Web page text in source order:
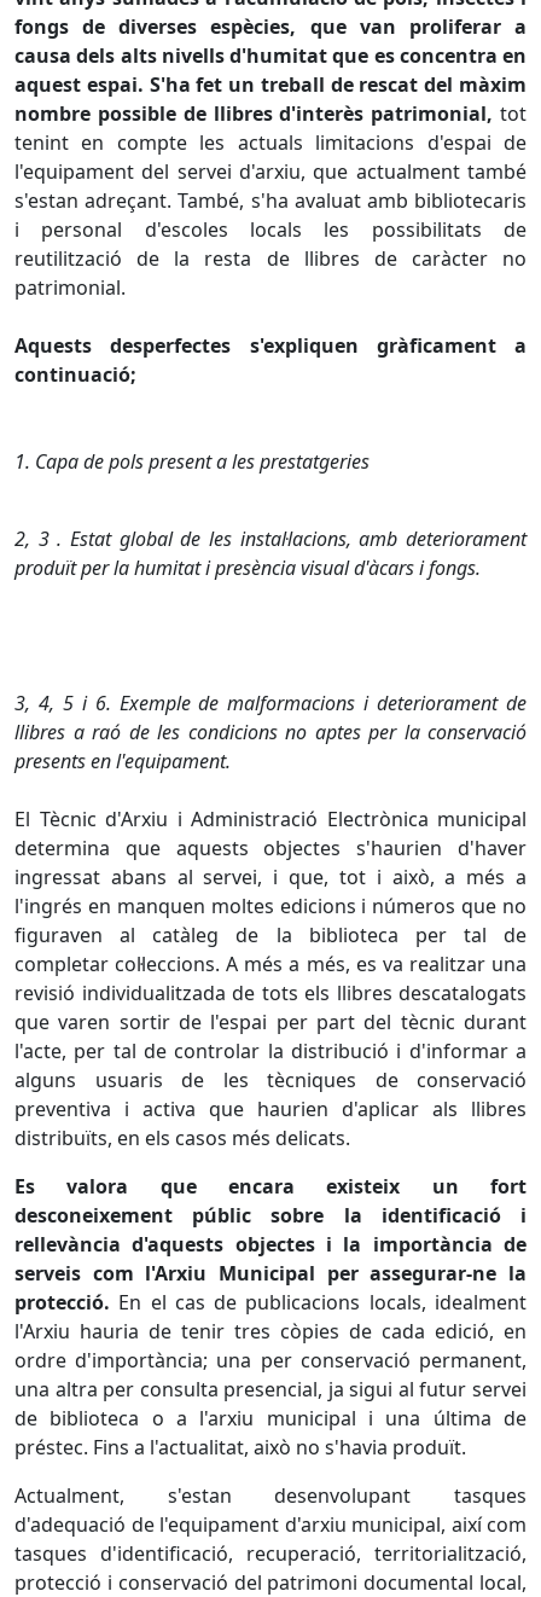
fongs de diverses espècies, que van proliferar a
causa dels alts nivells d'humitat que es concentra en
aquest espai. S'ha fet un treball de rescat del màxim
nombre possible de llibres d'interès patrimonial, tot
tenint en compte les actuals limitacions d'espai de
l'equipament del servei d'arxiu, que actualment també
s'estan adreçant. També, s'ha avaluat amb bibliotecaris
i personal d'escoles locals les possibilitats de
reutilització de la resta dellibres de caràcter no
patrimonial.
Aquests desperfectes s'expliquen gràficament a
continuació;
1. Capa de pols present a les prestatgeries
2, 3. Estat global de les instal·lacions, amb deteriorament
produït per la humitat i presència visual d'àcars i fongs.
3, 4, 5 i 6. Exemple de malformacions i deteriorament de
llibres a raó de les condicions no aptes per la conservació
presents en l'equipament.
El Tècnic d'Arxiu i Administració Electrònica municipal
determina que aquests objectes s'haurien d'haver
ingressat abans al servei, i que, tot i això, a més a
l'ingrés en manquen moltes edicions i números que no
figuraven al catàleg de la biblioteca per tal de
completar col·leccions. A més a més, es va realitzar una
revisió individualitzada de tots els llibres descatalogats
que varen sortir de l'espai per part del tècnic durant
l'acte, per tal de controlar la distribució i d'informar a
alguns usuaris de les tècniques de conservació
preventiva i activa que haurien d'aplicar als llibres
distribuïts, en els casos més delicats.
Es valora que encara existeix un fort
desconeixement públic sobre la identificació i
rellevància d'aquests objectes i la importància de
serveis com l'Arxiu Municipal per assegurar-ne la
protecció. En el cas de publicacions locals, idealment
l'Arxiu hauria de tenir tres còpies de cada edició, en
ordre d'importància; una per conservació permanent,
una altra per consulta presencial, ja sigui al futur servei
de biblioteca o a l'arxiu municipal i una última de
préstec. Fins a l'actualitat, això no s'havia produït.
Actualment, s'estan desenvolupant tasques
d'adequació de l'equipament d'arxiu municipal, així com
tasques d'identificació, recuperació, territorialització,
protecció i conservació del patrimoni documental local,